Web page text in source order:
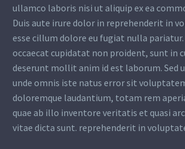
ullamco laboris nisi ut aliquip ex ea
Duis aute irure dolor in reprehenderit in
esse cillum dolore eu fugiat nulla
occaecat cupidatat non proident, sunt in
deserunt mollit anim id est laborum. Sed
unde omnis iste natus error sit
doloremque laudantium, totam rem
quae ab illo inventore veritatis et quasi
vitae dicta sunt. reprehenderit in